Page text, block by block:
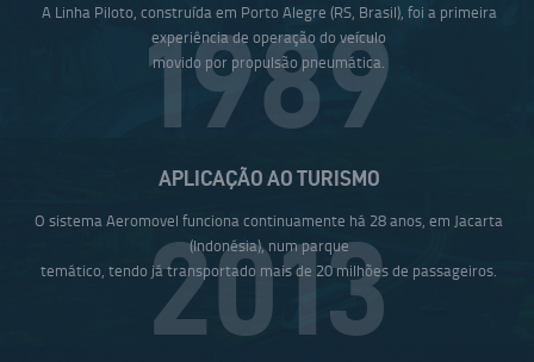
A Linha Piloto, construída em Porto Alegre (RS, Brasil), foi a primeira
experiência de operação do veículo
movido por propulsão pneumática.
1989
APLICAÇÃO AO TURISMO
O sistema Aeromovel funciona continuamente há 28 anos, em Jacarta
(Indonésia), num parque
temático, tendo já transportado mais de 20 milhões de passageiros.
2013